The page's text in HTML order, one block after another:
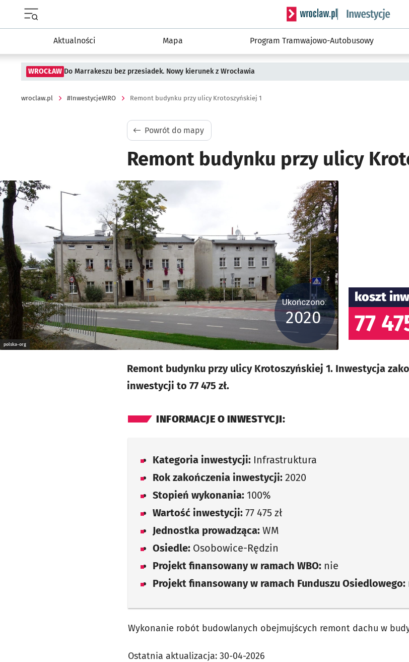
Serwis informacyjny wroclaw.pl
Aktualności Mapa Program Tramwajowo-Autobusowy
WROCŁAW Do Marrakeszu bez przesiadek. Nowy kierunek z Wrocławia
wroclaw.pl #InwestycjeWRO Remont budynku przy ulicy Krotoszyńskiej 1
Powrót do mapy
Remont budynku przy ulicy
Kliknij, aby powiększyć
polska-org
Ukończono:
2020
koszt
77
Remont budynku przy ulicy Krotoszyńskiej 1. Inwestycja
inwestycji to 77 475 zł.
INFORMACJE O INWESTYCJI:
Kategoria inwestycji: Infrastruktura
Rok zakończenia inwestycji: 2020
Stopień wykonania: 100%
Wartość inwestycji: 77 475 zł
Jednostka prowadząca: WM
Osiedle: Osobowice-Rędzin
Projekt finansowany w ramach WBO: nie
Projekt finansowany w ramach Funduszu Osiedlowego:
Wykonanie robót budowlanych obejmujścych remont dachu w
Ostatnia aktualizacja: 30-04-2026